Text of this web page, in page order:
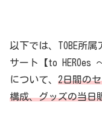
以下では、TOBE所
サート【to HEROes
について、 2日間の
構成、グッズの当日